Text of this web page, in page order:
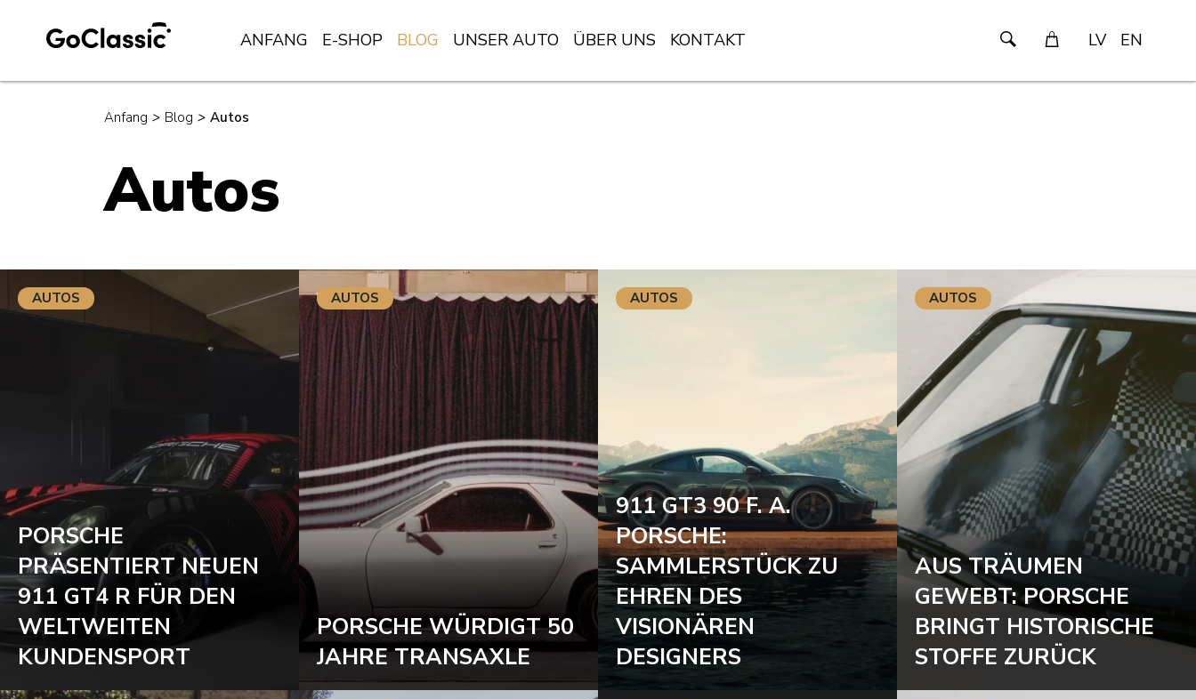
LV EN
ANFANG E-SHOP BLOG UNSER AUTO ÜBER UNS KONTAKT
Anfang > Blog > Autos
Autos
AUTOS
PORSCHE
PRÄSENTIERT NEUEN
911 GT4 R FÜR DEN
WELTWEITEN
KUNDENSPORT
AUTOS
PORSCHE WÜRDIGT 50
JAHRE TRANSAXLE
AUTOS
911 GT3 90 F. A.
PORSCHE:
SAMMLERSTÜCK ZU
EHREN DES
VISIONÄREN
DESIGNERS
AUTOS
AUS TRÄUMEN
GEWEBT: PORSCHE
BRINGT HISTORISCHE
STOFFE ZURÜCK